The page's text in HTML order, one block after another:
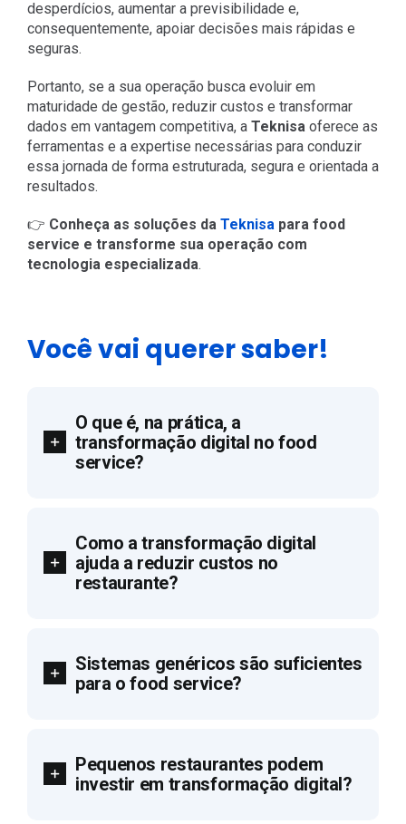
desperdícios, aumentar a previsibilidade e,
consequentemente, apoiar decisões mais rápidas e
seguras.
Portanto, se a sua operação busca evoluir em
maturidade de gestão, reduzir custos e transformar
dados em vantagem competitiva, a Teknisa oferece as
ferramentas e a expertise necessárias para conduzir
essa jornada de forma estruturada, segura e orientada a
resultados.
👉 Conheça as soluções da Teknisa para food
service e transforme sua operação com
tecnologia especializada.
Você vai querer saber!
O que é, na prática, a
transformação digital no food
service?
Como a transformação digital
ajuda a reduzir custos no
restaurante?
Sistemas genéricos são suficientes
para o food service?
Pequenos restaurantes podem
investir em transformação digital?